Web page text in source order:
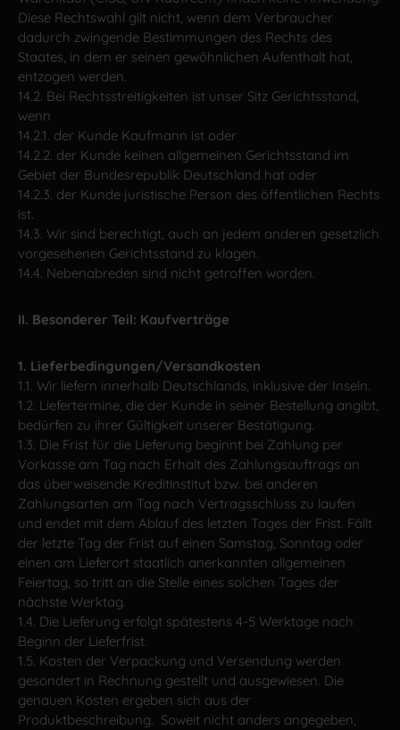
Diese Rechtswahl gilt nicht, wenn dem Verbraucher
dadurch zwingende Bestimmungen des Rechts des
Staates, in dem er seinen gewöhnlichen Aufenthalt hat,
entzogen werden.
14.2. Bei Rechtsstreitigkeiten ist unser Sitz Gerichtsstand,
wenn
14.2.1. der Kunde Kaufmann ist oder
14.2.2. der Kunde keinen allgemeinen Gerichtsstand im
Gebiet der Bundesrepublik Deutschland hat oder
14.2.3. der Kunde juristische Person des öffentlichen Rechts
ist.
14.3. Wir sind berechtigt, auch an jedem anderen gesetzlich
vorgesehenen Gerichtsstand zu klagen.
14.4. Nebenabreden sind nicht getroffen worden.
II. Besonderer Teil: Kaufverträge
1. Lieferbedingungen/Versandkosten
1.1. Wir liefern innerhalb Deutschlands, inklusive der Inseln.
1.2. Liefertermine, die der Kunde in seiner Bestellung angibt,
bedürfen zu ihrer Gültigkeit unserer Bestätigung.
1.3. Die Frist für die Lieferung beginnt bei Zahlung per
Vorkasse am Tag nach Erhalt des Zahlungsauftrags an
das überweisende Kreditinstitut bzw. bei anderen
Zahlungsarten am Tag nach Vertragsschluss zu laufen
und endet mit dem Ablauf des letzten Tages der Frist. Fällt
der letzte Tag der Frist auf einen Samstag, Sonntag oder
einen am Lieferort staatlich anerkannten allgemeinen
Feiertag, so tritt an die Stelle eines solchen Tages der
nächste Werktag.
1.4. Die Lieferung erfolgt spätestens 4-5 Werktage nach
Beginn der Lieferfrist.
1.5. Kosten der Verpackung und Versendung werden
gesondert in Rechnung gestellt und ausgewiesen. Die
genauen Kosten ergeben sich aus der
Produktbeschreibung. Soweit nicht anders angegeben,